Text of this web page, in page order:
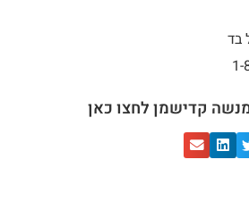
בד
קדישמן לחצו כאן